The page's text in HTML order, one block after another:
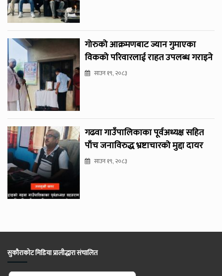
गोरुको आक्रमणबाट ज्यान गुमाएका
विकको परिवारलाई राहत उपलब्ध गराइने
साउन १९, २०८३
गढवा गाउँपालिकाका पूर्वअध्यक्ष सहित
पाँच जनाविरुद्ध भ्रष्टाचारको मुद्दा दायर
साउन १९, २०८३
सुकौराकोट मिडिया प्रालीद्धारा संचालित